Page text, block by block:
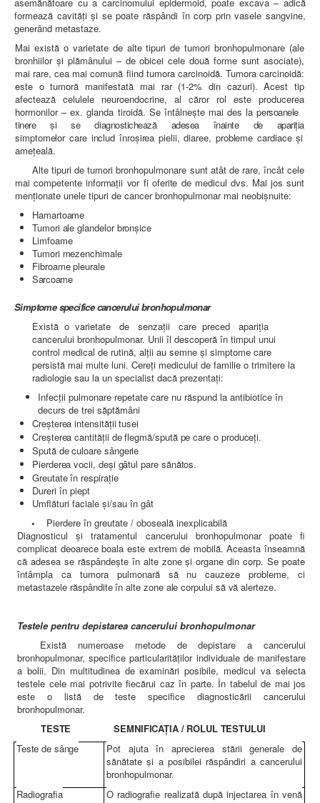
formează cavităţi şi se poate răspândi în corp prin vasele sangvine,
generând metastaze.
Mai există o varietate de alte tipuri de tumori bronhopulmonare (ale
bronhiilor şi plămânului – de obicei cele două forme sunt asociate),
mai rare, cea mai comună fiind tumora carcinoidă. Tumora carcinoidă:
este o tumoră manifestată mai rar (1-2% din cazuri). Acest tip
afectează celulele neuroendocrine, al căror rol este producerea
hormonilor – ex. glanda tiroidă. Se întâlneşte mai des lapersoanele
tinere şi se diagnostichează adesea înainte de apariţia
simptomelor care includ înroşirea pielii, diaree, probleme cardiace şi
ameţeală.
Alte tipuri de tumori bronhopulmonare sunt atât de rare, încât cele
mai competente informaţii vor fi oferite de medicul dvs. Mai jos sunt
menţionate unele tipuri de cancer bronhopulmonar mai neobişnuite:
Hamartoame
Tumori ale glandelor bronşice
Limfoame
Tumori mezenchimale
Fibroame pleurale
Sarcoame
Simptome specifice cancerului bronhopulmonar
Există o varietate de senzaţii care preced apariţia
cancerului bronhopulmonar. Unii îl descoperă în timpul unui
control medical de rutină, alţii au semne şi simptome care
persistă mai multe luni. Cereţi medicului de familie o trimitere la
radiologie sau la un specialist dacă prezentaţi:
Infecţii pulmonare repetate care nu răspund la antibiotice în
decurs de trei săptămâni
Creşterea intensităţii tusei
Creşterea cantităţii de flegmă/spută pe care o produceţi.
Spută de culoare sângerie
Pierderea vocii, deşi gâtul pare sănătos.
Greutate în respiraţie
Dureri în piept
Umflături faciale şi/sau în gât
• Pierdere în greutate / oboseală inexplicabilă
Diagnosticul şi tratamentul cancerului bronhopulmonar poate fi
complicat deoarece boala este extrem de mobilă. Aceasta înseamnă
că adesea se răspândeşte în alte zone şi organe din corp. Se poate
întâmpla ca tumora pulmonară să nu cauzeze probleme, ci
metastazele răspândite în alte zone ale corpului să vă alerteze.
Testele pentru depistarea cancerului bronhopulmonar
Există numeroase metode de depistare a cancerului
bronhopulmonar, specifice particularităţilor individuale de manifestare
a bolii. Din multitudinea de examinări posibile, medicul va selecta
testele cele mai potrivite fiecărui caz în parte. În tabelul de mai jos
este o listă de teste specifice diagnosticării cancerului
bronhopulmonar.
TESTE
SEMNIFICAŢIA / ROLUL TESTULUI
Teste de sânge
Pot ajuta în aprecierea stării generale de
sănătate şi a posibilei răspândiri a cancerului
bronhopulmonar.
Radiografia
O radiografie realizată după injectarea în venă